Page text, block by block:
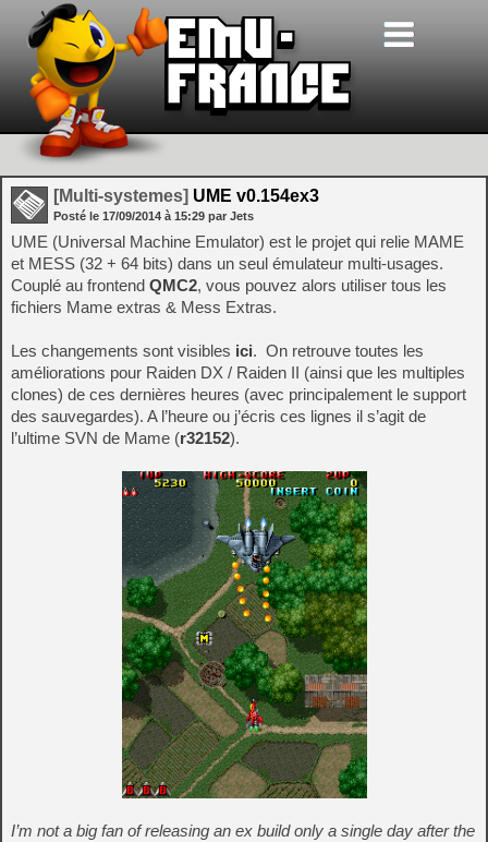
[Multi-systemes] UME v0.154ex3
Posté le 17/09/2014 à 15:29 par Jets
UME (Universal Machine Emulator) est le projet qui relie MAME
et MESS (32 + 64 bits) dans un seul émulateur multi-usages.
Couplé au frontend QMC2, vous pouvez alors utiliser tous les
fichiers Mame extras & Mess Extras.
Les changements sont visibles ici. On retrouve toutes les
améliorations pour Raiden DX / Raiden II (ainsi que les multiples
clones) de ces dernières heures (avec principalement le support
des sauvegardes). A l’heure ou j’écris ces lignes il s’agit de
l’ultime SVN de Mame (r32152).
I’m not a big fan of releasing an ex build only a single day after the